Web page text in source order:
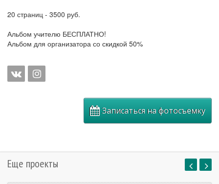
20 страниц - 3500 руб.
Альбом учителю БЕСПЛАТНО!
Альбом для организатора со скидкой 50%
Записаться на фотосъемку
Еще проекты